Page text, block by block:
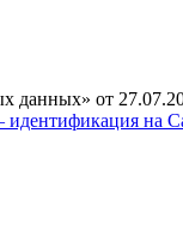
данных» от
на